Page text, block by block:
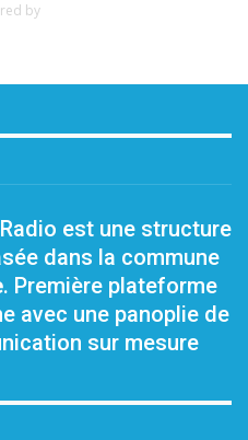
by
est une structure
dans la commune
. Première plateforme
avec une panoplie de
sur mesure